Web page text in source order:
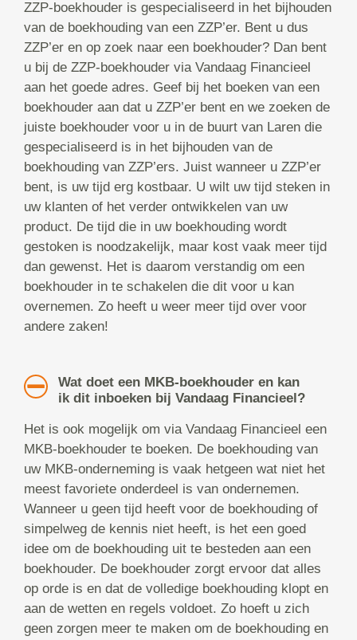
ZZP-boekhouder is gespecialiseerd in het bijhouden
van de boekhouding van een ZZP’er. Bent u dus
ZZP’er en op zoek naar een boekhouder? Dan bent
u bij de ZZP-boekhouder via Vandaag Financieel
aan het goede adres. Geef bij het boeken van een
boekhouder aan dat u ZZP’er bent en we zoeken de
juiste boekhouder voor u in de buurt van Laren die
gespecialiseerd is in het bijhouden van de
boekhouding van ZZP’ers. Juist wanneer u ZZP’er
bent, is uw tijd erg kostbaar. U wilt uw tijd steken in
uw klanten of het verder ontwikkelen van uw
product. De tijd die in uw boekhouding wordt
gestoken is noodzakelijk, maar kost vaak meer tijd
dan gewenst. Het is daarom verstandig om een
boekhouder in te schakelen die dit voor u kan
overnemen. Zo heeft u weer meer tijd over voor
andere zaken!
Wat doet een MKB-boekhouder en kan
ik dit inboeken bij Vandaag Financieel?
Het is ook mogelijk om via Vandaag Financieel een
MKB-boekhouder te boeken. De boekhouding van
uw MKB-onderneming is vaak hetgeen wat niet het
meest favoriete onderdeel is van ondernemen.
Wanneer u geen tijd heeft voor de boekhouding of
simpelweg de kennis niet heeft, is het een goed
idee om de boekhouding uit te besteden aan een
boekhouder. De boekhouder zorgt ervoor dat alles
op orde is en dat de volledige boekhouding klopt en
aan de wetten en regels voldoet. Zo hoeft u zich
geen zorgen meer te maken om de boekhouding en